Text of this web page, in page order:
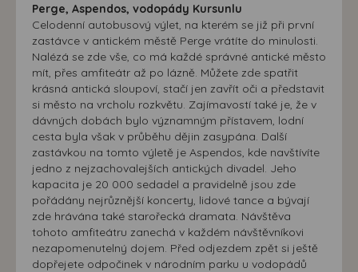
Perge, Aspendos, vodopády Kursunlu
Celodenní autobusový výlet, na kterém se již při první
zastávce v antickém městě Perge vrátíte do minulosti.
Nalézá se zde vše, co má každé správné antické město
mít, přes amfiteátr až po lázně. Můžete zde spatřit
krásná antická sloupoví, stačí jen zavřít oči a představit
si město na vrcholu rozkvětu. Zajímavostí také je, že v
dávných dobách bylo významným přístavem, lodní
cesta byla však v průběhu dějin zasypána. Další
zastávkou na tomto výletě je Aspendos, kde navštívíte
jedno z nejzachovalejších antických divadel. Jeho
kapacita je 20 000 sedadel a pravidelně jsou zde
pořádány nejrůznější koncerty, lidové tance a bývají
zde hrávána také starořecká dramata. Návštěva
tohoto amfiteátru zanechá v každém návštěvníkovi
nezapomenutelný dojem. Před odjezdem zpět si ještě
dopřejete odpočinek v národním parku u vodopádů